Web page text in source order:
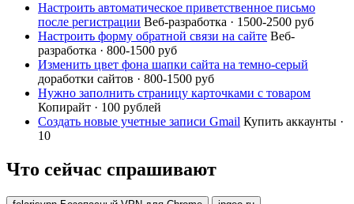
Настроить автоматическое приветственное письмо
после регистрации Веб-разработка · 1500-2500 руб
Настроить форму обратной связи на сайте Веб-
разработка · 800-1500 руб
Изменить цвет фона шапки сайта на темно-серый
доработки сайтов · 800-1500 руб
Нужно заполнить страницу карточками с товаром
Копирайт · 100 рублей
Создать новые учетные записи Gmail Купить аккаунты ·
10
Что сейчас спрашивают